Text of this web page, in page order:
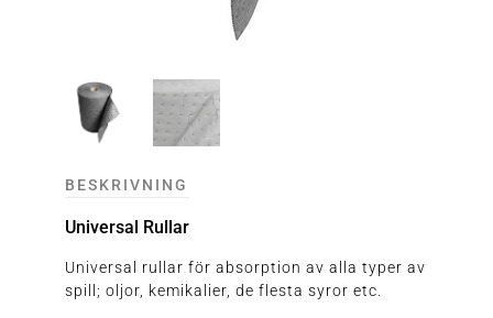
BESKRIVNING
Universal Rullar
Universal rullar för absorption av alla typer av
spill; oljor, kemikalier, de flesta syror etc.